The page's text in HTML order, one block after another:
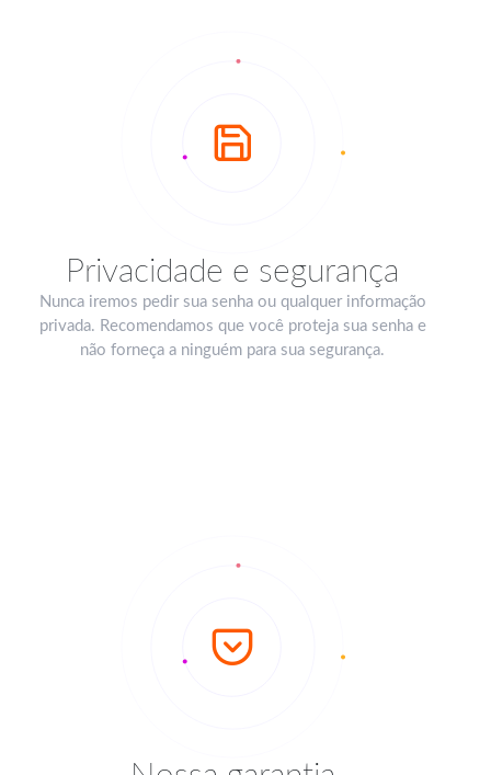
Privacidade e segurança
Nunca iremos pedir sua senha ou qualquer informação
privada. Recomendamos que você proteja sua senha e
não forneça a ninguém para sua segurança.